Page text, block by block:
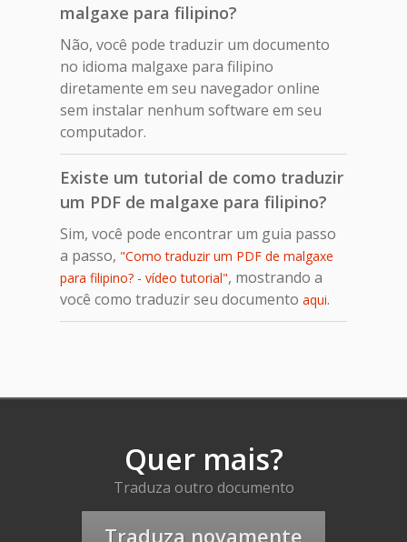
malgaxe para filipino?
Não, você pode traduzir um documento
no idioma malgaxe para filipino
diretamente em seu navegador online
sem instalar nenhum software em seu
computador.
Existe um tutorial de como traduzir
um PDF de malgaxe para filipino?
Sim, você pode encontrar um guia passo
a passo, "Como traduzir um PDF de malgaxe
para filipino? - vídeo tutorial", mostrando a
você como traduzir seu documento aqui.
Quer mais?
Traduza outro documento
Traduza novamente